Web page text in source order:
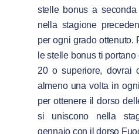
stelle bonus a
nella stagione
per ogni grado ottenuto.
le stelle bonus ti
20 o superiore, dovrai
almeno una volta in
per ottenere il dorso
si uniscono nella
gennaio con il dorso